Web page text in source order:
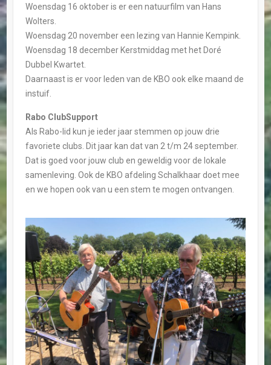
Woensdag 16 oktober is er een natuurfilm van Hans
Wolters.
Woensdag 20 november een lezing van Hannie Kempink.
Woensdag 18 december Kerstmiddag met het Doré
Dubbel Kwartet.
Daarnaast is er voor leden van de KBO ook elke maand de
instuif.
Rabo ClubSupport
Als Rabo-lid kun je ieder jaar stemmen op jouw drie
favoriete clubs. Dit jaar kan dat van 2 t/m 24 september.
Dat is goed voor jouw club en geweldig voor de lokale
samenleving. Ook de KBO afdeling Schalkhaar doet mee
en we hopen ook van u een stem te mogen ontvangen.